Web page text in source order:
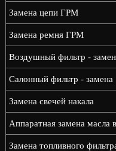
Замена цепи ГРМ
Замена ремня ГРМ
Воздушный фильтр -
Салонный фильтр - замена
Замена свечей накала
Аппаратная замена
Замена топливного